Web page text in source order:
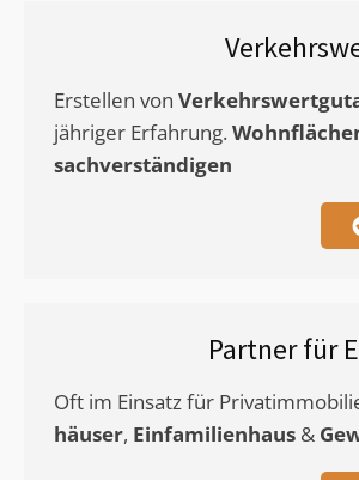
Erstellen von
jähriger Erfahrung.
sachverständigen
Partner für
Oft im Einsatz für
häuser, Einfamilienhaus &